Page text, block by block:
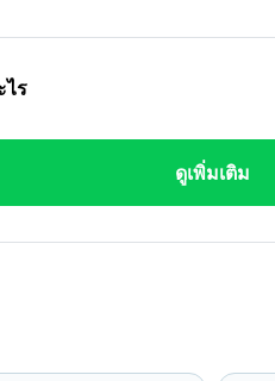
ร
ดูเพิ่มเติม